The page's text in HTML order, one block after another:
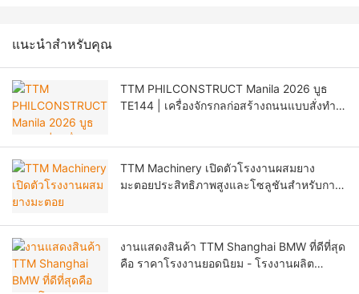
แนะนำสำหรับคุณ
TTM PHILCONSTRUCT Manila 2026 บูธ
TE144 | เครื่องจักรกลก่อสร้างถนนแบบสั่งทำ
TTM Machinery เปิดตัวโรงงานผสมยาง
มะตอยประสิทธิภาพสูงและโซลูชันสำหรับการ
งานแสดงสินค้า TTM Shanghai BMW ที่ดีที่สุด
คือ ราคาโรงงานยอดนิยม - โรงงานผลิต